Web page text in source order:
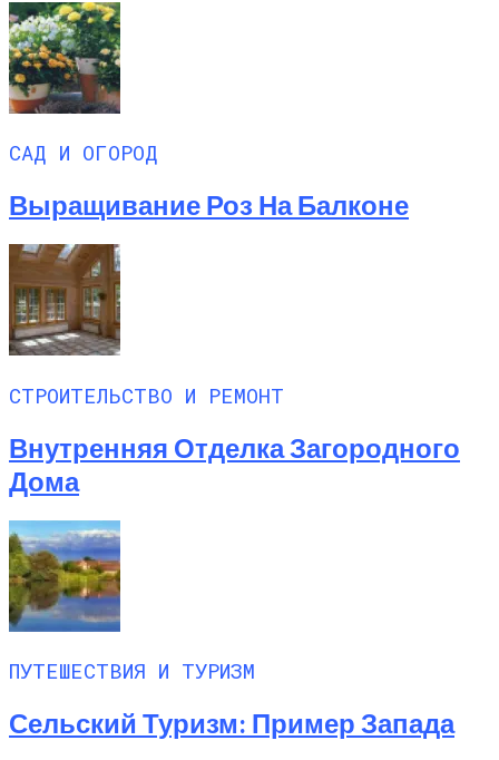
САД И ОГОРОД
Выращивание Роз На Балконе
СТРОИТЕЛЬСТВО И РЕМОНТ
Внутренняя Отделка Загородного
Дома
ПУТЕШЕСТВИЯ И ТУРИЗМ
Сельский Туризм: Пример Запада